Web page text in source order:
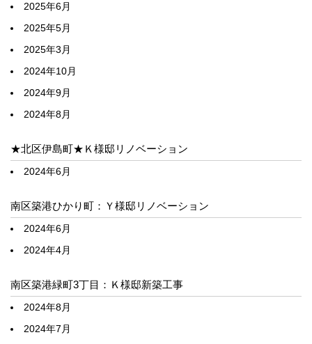
2025年6月
2025年5月
2025年3月
2024年10月
2024年9月
2024年8月
★北区伊島町★Ｋ様邸リノベーション
2024年6月
南区築港ひかり町：Ｙ様邸リノベーション
2024年6月
2024年4月
南区築港緑町3丁目：Ｋ様邸新築工事
2024年8月
2024年7月